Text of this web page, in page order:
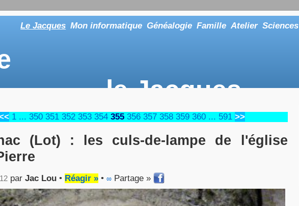
Le Jacques Mon informatique Généalogie Famille Atelier Sciences
le Jacques
1 ... 350 351 352 353 354 355 356 357 358 359 360 ... 591 >>
(Lot) : les culs-de-lampe de l'église
par Jac Lou • Réagir » • ∞ Partage »